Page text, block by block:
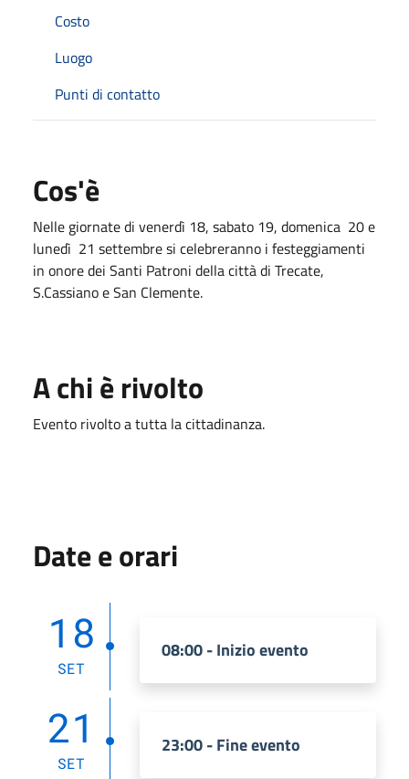
Costo
Luogo
Punti di contatto
Cos'è
Nelle giornate di venerdì 18, sabato 19, domenica 20 e
lunedì 21 settembre si celebreranno i festeggiamenti
in onore dei Santi Patroni della città di Trecate,
S.Cassiano e San Clemente.
A chi è rivolto
Evento rivolto a tutta la cittadinanza.
Date e orari
18
SET
08:00 - Inizio evento
21
SET
23:00 - Fine evento